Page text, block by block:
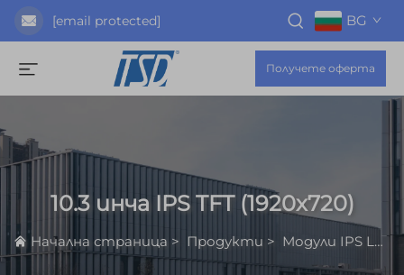
[email protected] BG
Получете оферта
10.3 инча IPS TFT (1920x720)
Начална страница > Продукти > Модули IPS LCD Дисплеи